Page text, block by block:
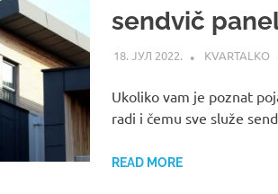
sendvič
18. ЈУЛ 2022. KVARTALKO
Ukoliko vam je poznat
radi i čemu sve služe
READ MORE